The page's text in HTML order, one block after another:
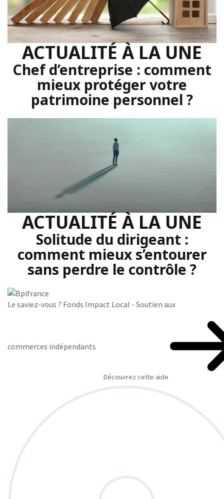
ACTUALITÉ À LA UNE
Chef d’entreprise : comment
mieux protéger votre
patrimoine personnel ?
ACTUALITÉ À LA UNE
Solitude du dirigeant :
comment mieux s’entourer
sans perdre le contrôle ?
Le saviez-vous ? Fonds Impact Local - Soutien aux
commerces indépendants
Découvrez cette aide